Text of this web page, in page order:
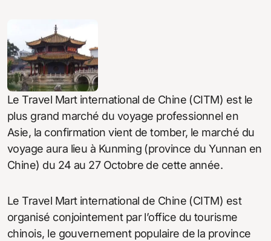
Le Travel Mart international de Chine (CITM) est le
plus grand marché du voyage professionnel en
Asie, la confirmation vient de tomber, le marché du
voyage aura lieu à Kunming (province du Yunnan en
Chine) du 24 au 27 Octobre de cette année.
Le Travel Mart international de Chine (CITM) est
organisé conjointement par l’office du tourisme
chinois, le gouvernement populaire de la province